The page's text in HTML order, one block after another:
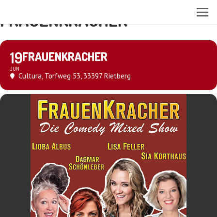
FRAUENKRACHER
19
JUN
FRAUENKRACHER
Cultura, Torfweg 53, 33397 Rietberg